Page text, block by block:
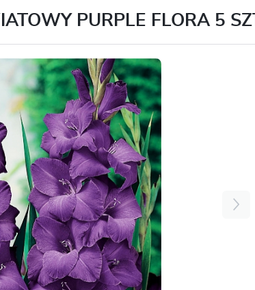
Zapomniałem hasła
SIĘ
OTRZYMASZ
podgląd
brak
PURPLE FLORA 5